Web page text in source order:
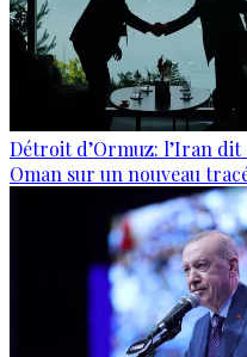
Détroit d’Ormuz: l’Iran
Oman sur un nouveau